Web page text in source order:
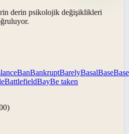
derin psikolojik değişiklikleri
.
BanBankruptBarelyBasalBaseBase
BattlefieldBayBe taken